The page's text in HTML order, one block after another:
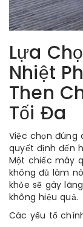
Lựa
Nhiệt
Then
Tối Đa
Việc chọn đúng
quyết định đến
Một chiếc máy
không đủ làm
khỏe sẽ gây
không hiệu quả.
Các yếu tố